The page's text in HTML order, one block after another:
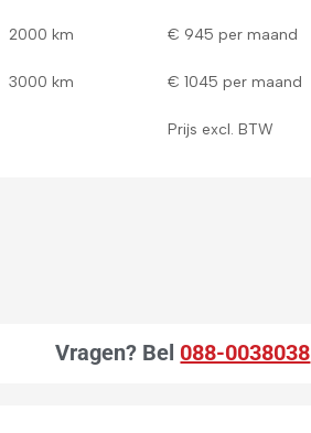
2000 km € 945 per maand
3000 km € 1045 per maand
Prijs excl. BTW
Vragen? Bel 088-0038038